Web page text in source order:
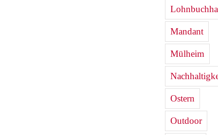
Mandant
Mülheim
Ostern
Outdoor